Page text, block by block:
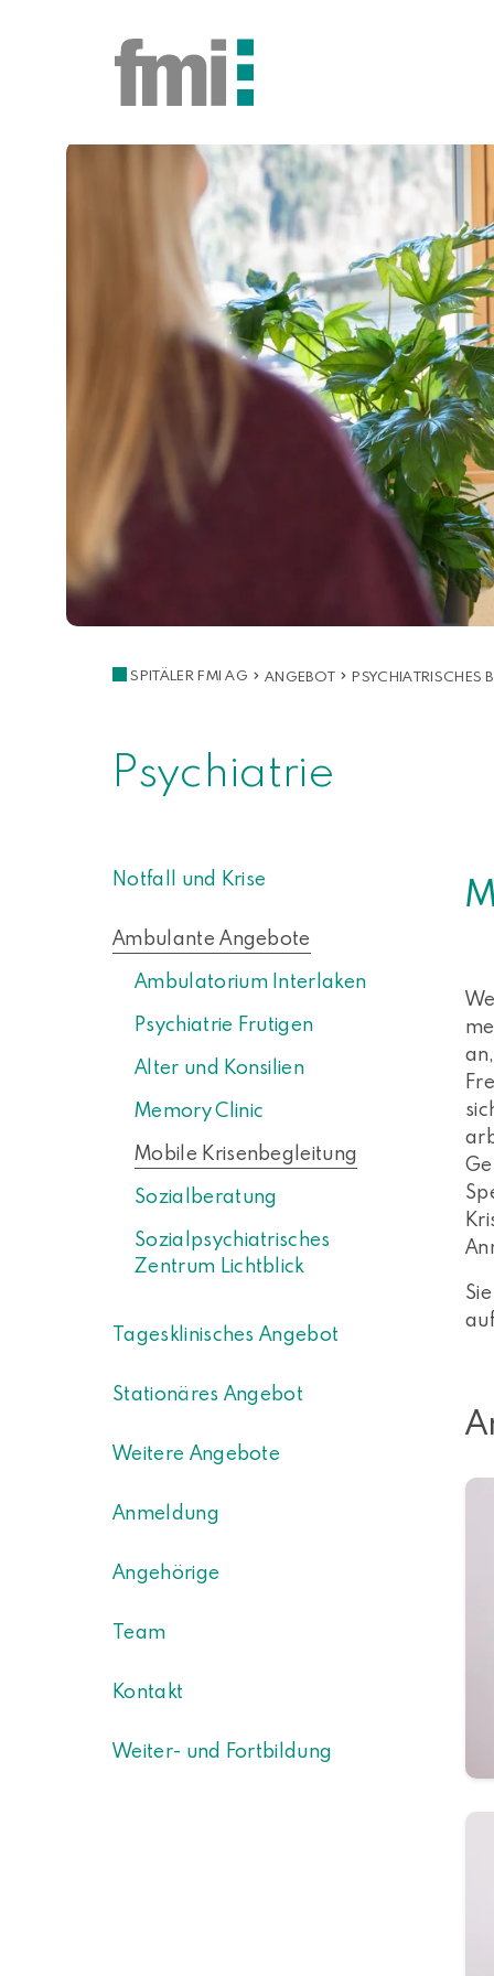
SPITÄLER FMI AG ANGEBOT PSYCHIATRISCHES
Psychiatrie
Notfall und Krise
Ambulante Angebote
Ambulatorium Interlaken
Psychiatrie Frutigen
Alter und Konsilien
Memory Clinic
Mobile Krisenbegleitung
Sozialberatung
Sozialpsychiatrisches
Zentrum Lichtblick
Tagesklinisches Angebot
Stationäres Angebot
Weitere Angebote
Anmeldung
Angehörige
Team
Kontakt
Weiter- und Fortbildung